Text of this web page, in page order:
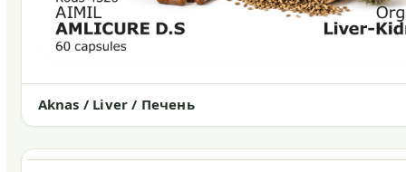
Aknas / Liver / Печень